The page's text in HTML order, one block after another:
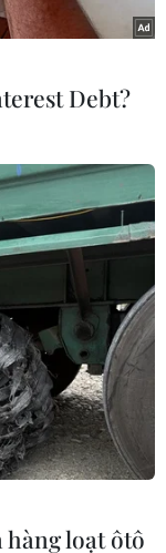
giao thông để
Vietnam+)
Debt?
loạt ôtô